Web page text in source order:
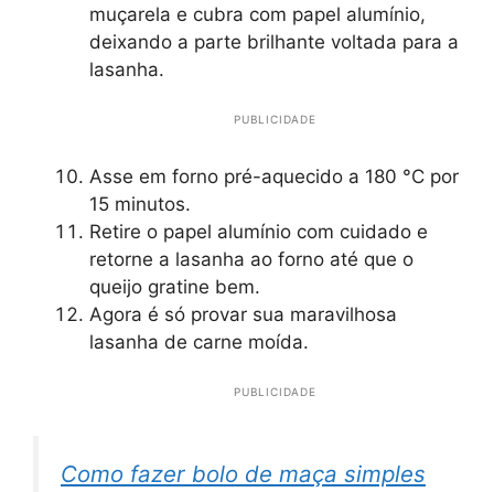
muçarela e cubra com papel alumínio,
deixando a parte brilhante voltada para a
lasanha.
PUBLICIDADE
Asse em forno pré-aquecido a 180 °C por
15 minutos.
Retire o papel alumínio com cuidado e
retorne a lasanha ao forno até que o
queijo gratine bem.
Agora é só provar sua maravilhosa
lasanha de carne moída.
PUBLICIDADE
Como fazer bolo de maça simples